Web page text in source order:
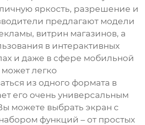
яркость, разрешение и
предлагают модели
витрин магазинов, а
в интерактивных
и даже в сфере мобильной
легко
из одного формата в
его очень универсальным
можете выбрать экран с
функций – от простых